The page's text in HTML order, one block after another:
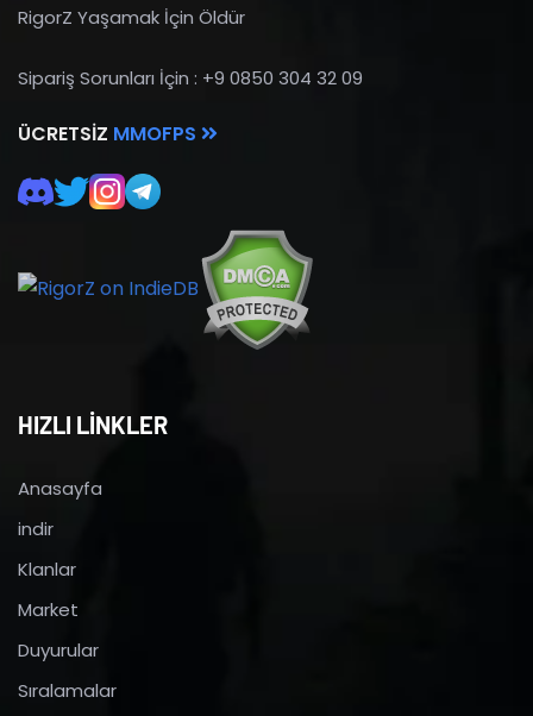
RigorZ Yaşamak İçin Öldür
Sipariş Sorunları İçin : +9 0850 304 32 09
ÜCRETSIZ MMOFPS
HIZLI LİNKLER
Anasayfa
indir
Klanlar
Market
Duyurular
Sıralamalar